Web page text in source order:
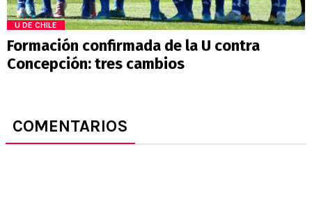
U DE CHILE
Formación confirmada de la U contra
Concepción: tres cambios
COMENTARIOS